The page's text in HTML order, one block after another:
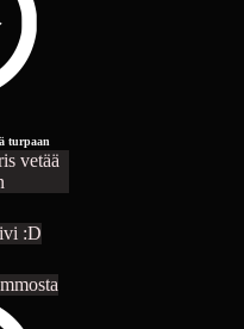
turpaan